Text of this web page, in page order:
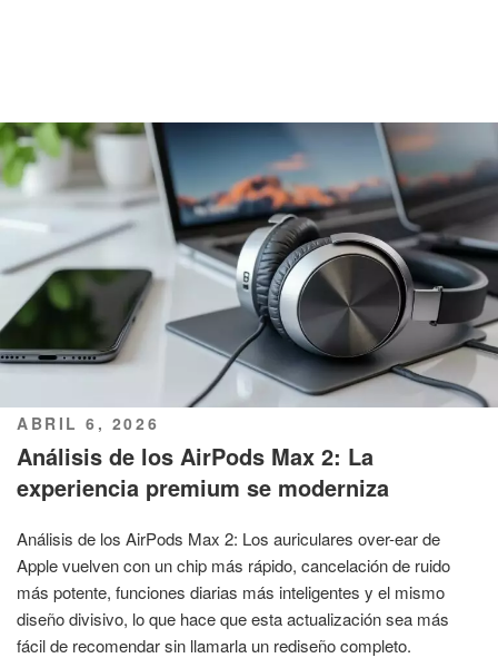
PUBLICADO
EL
ABRIL 6, 2026
Análisis de los AirPods Max 2: La
experiencia premium se moderniza
Análisis de los AirPods Max 2: Los auriculares over-ear de
Apple vuelven con un chip más rápido, cancelación de ruido
más potente, funciones diarias más inteligentes y el mismo
diseño divisivo, lo que hace que esta actualización sea más
fácil de recomendar sin llamarla un rediseño completo.